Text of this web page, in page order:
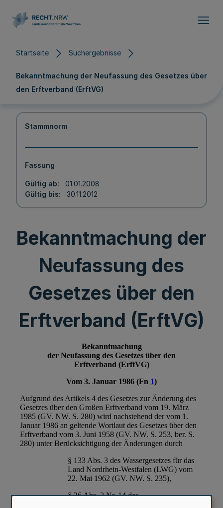
Startseite Suchergebnisse
Bekanntmachung der Neufassung des Gesetzes über
den Erftverband (ErftVG)
Stammnorm
Fassung
Gültig ab
01.01.2008
Gültig bis
30.11.2012
Bekanntmachung der
Neufassung des
Gesetzes über den
Erftverband (ErftVG)